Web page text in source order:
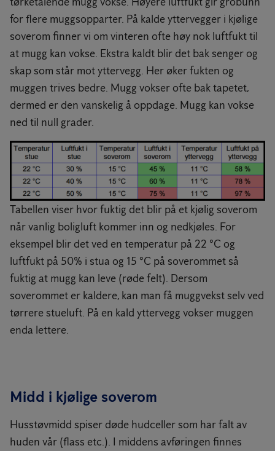
for flere muggsopparter. På kalde yttervegger i kjølige
soverom finner vi om vinteren ofte høy nok luftfukt til
at mugg kan vokse. Ekstra kaldt blir det bak senger og
skap som står mot yttervegg. Her øker fukten og
muggen trives bedre. Mugg vokser ofte bak tapetet,
dermed er den vanskelig å oppdage. Mugg kan vokse
ned til null grader.
Tabellen viser hvor fuktig det blir på et kjølig soverom
når vanlig boligluft kommer inn og nedkjøles. For
eksempel blir det ved en temperatur på 22 °C og
luftfukt på 50% i stua og 15 °C på soverommet så
fuktig at mugg kan leve (røde felt). Dersom
soverommet er kaldere, kan man få muggvekst selv ved
tørrere stueluft. På en kald yttervegg vokser muggen
enda lettere.
Midd i kjølige soverom
Husstøvmidd spiser døde hudceller som har falt av
huden vår (flass etc.). I middens avføringen finnes